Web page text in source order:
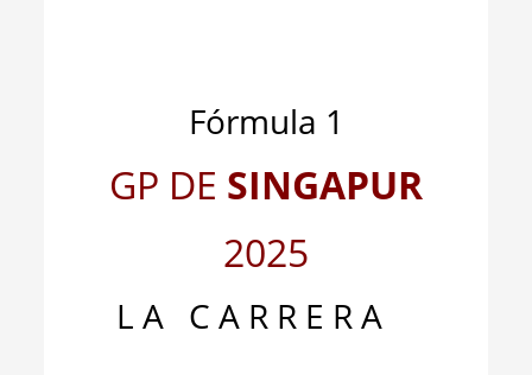
Fórmula 1
GP DE SINGAPUR
2025
L A C A R R E R A